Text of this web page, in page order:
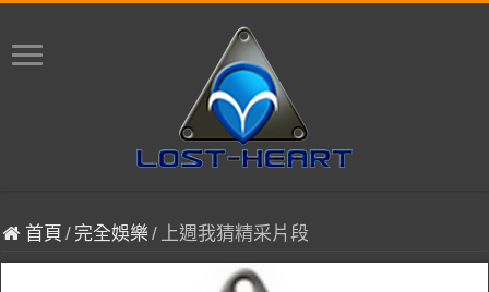
首頁 / 完全娛樂 / 上週我猜精采片段